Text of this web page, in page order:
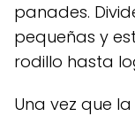
panades.
pequeñas y
rodillo hasta
Una vez que